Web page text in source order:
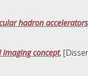
hadron accelerators
concept,